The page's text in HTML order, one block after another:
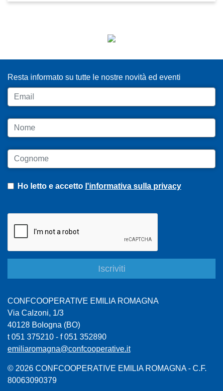
Resta informato su tutte le nostre novità ed eventi
Email
Nome
Cognome
Ho letto e accetto l'informativa sulla privacy
CONFCOOPERATIVE EMILIA ROMAGNA
Via Calzoni, 1/3
40128 Bologna (BO)
t 051 375210 - f 051 352890
emiliaromagna@confcooperative.it
© 2026 CONFCOOPERATIVE EMILIA ROMAGNA - C.F.
80063090379